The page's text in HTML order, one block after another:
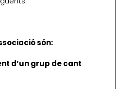
són:
d’un grup de cant